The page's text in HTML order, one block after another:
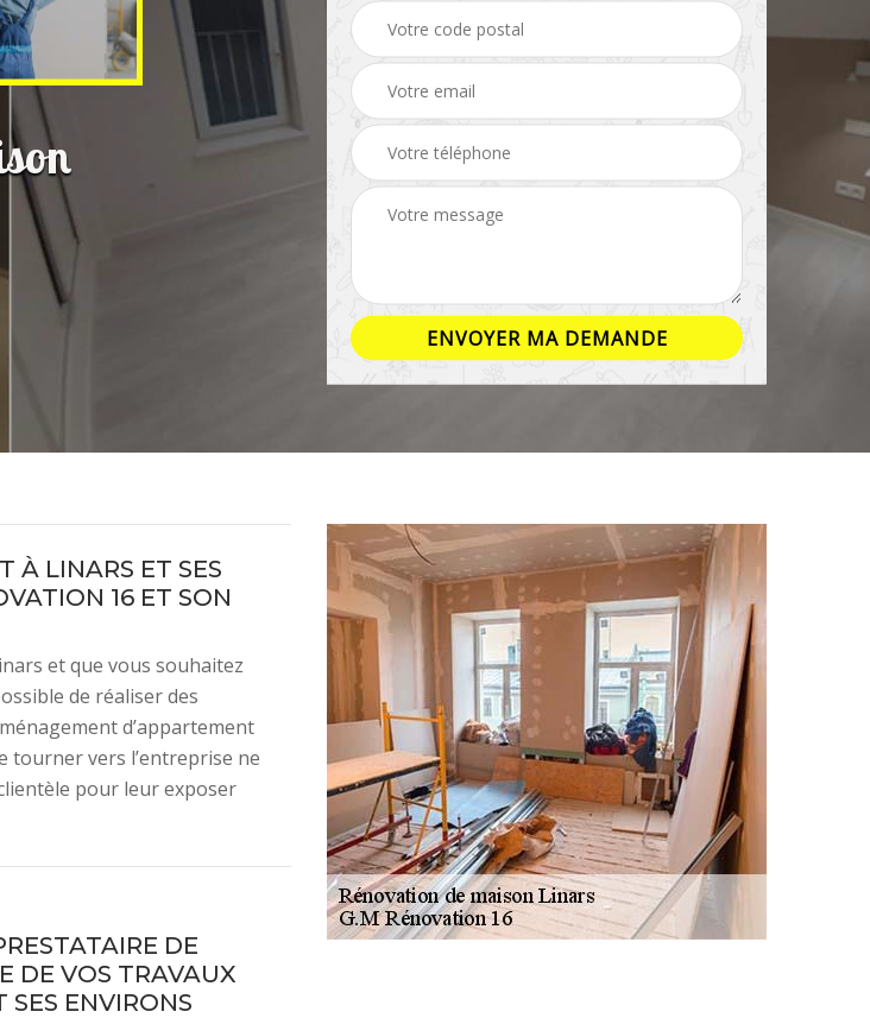
À LINARS ET SES
16 ET SON
et que vous souhaitez
de réaliser des
d’appartement
tourner vers l’entreprise ne
pour leur exposer
DE
DE VOS TRAVAUX
SES ENVIRONS